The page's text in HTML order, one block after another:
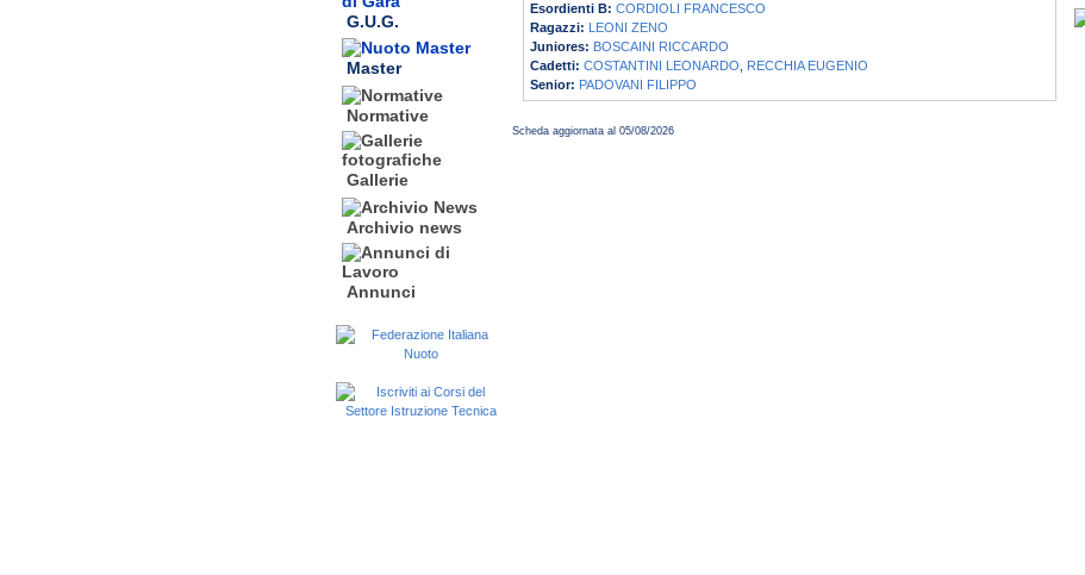
G.U.G.
Master
Normative
Gallerie
Archivio news
Annunci
Esordienti B: CORDIOLI FRANCESCO
Ragazzi: LEONI ZENO
Juniores: BOSCAINI RICCARDO
Cadetti: COSTANTINI LEONARDO
RECCHIA EUGENIO
Senior: PADOVANI FILIPPO
Scheda aggiornata al 05/08/2026